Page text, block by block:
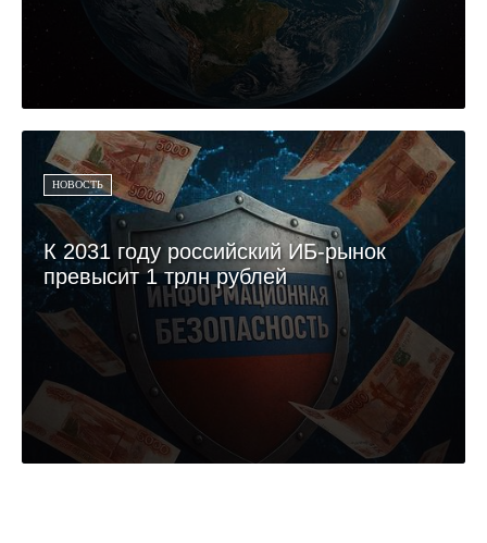
НОВОСТЬ
К 2031 году российский ИБ-рынок
превысит 1 трлн рублей